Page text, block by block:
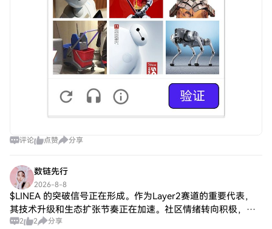
评论 点赞 分享
数链先行
2026-8-8
$LINEA 的突破信号正在形成。作为Layer2赛道的重要代表，
其技术升级和生态扩张节奏正在加速。社区情绪转向积极，大
量开发者和用户开始回流，这为其长期价值奠定了基础。当前
2 2 分享